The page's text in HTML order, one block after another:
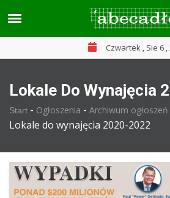
Czwartek , Sie 6 ,
Lokale Do Wynajęcia
Start - Ogłoszenia - Archiwum ogłoszeń
Lokale do wynajęcia 2020-2022